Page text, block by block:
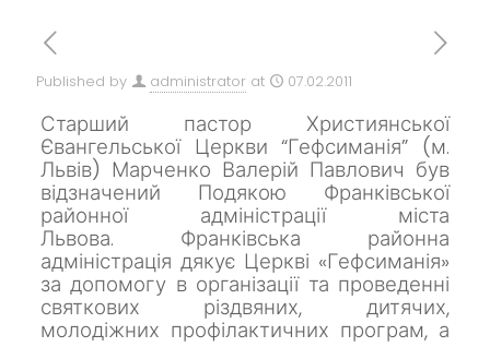
Published by administrator at 07.02.2011
Старший пастор Християнської
Євангельської Церкви “Гефсиманія” (м.
Львів) Марченко Валерій Павлович був
відзначений Подякою Франківської
районної адміністрації міста
Львова. Франківська районна
адміністрація дякує Церкві «Гефсиманія»
за допомогу в організації та проведенні
святкових різдвяних, дитячих,
молодіжних профілактичних програм, а